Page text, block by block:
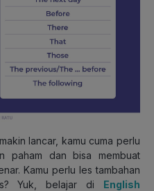
lancar, kamu cuma perlu
paham dan bisa membuat
Kamu perlu les tambahan
Yuk, belajar di English